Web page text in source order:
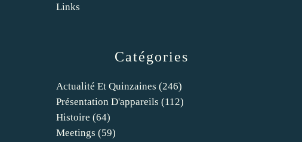
Catégories
Actualité Et Quinzaines (246)
Présentation D'appareils (112)
Histoire (64)
Meetings (59)
Links